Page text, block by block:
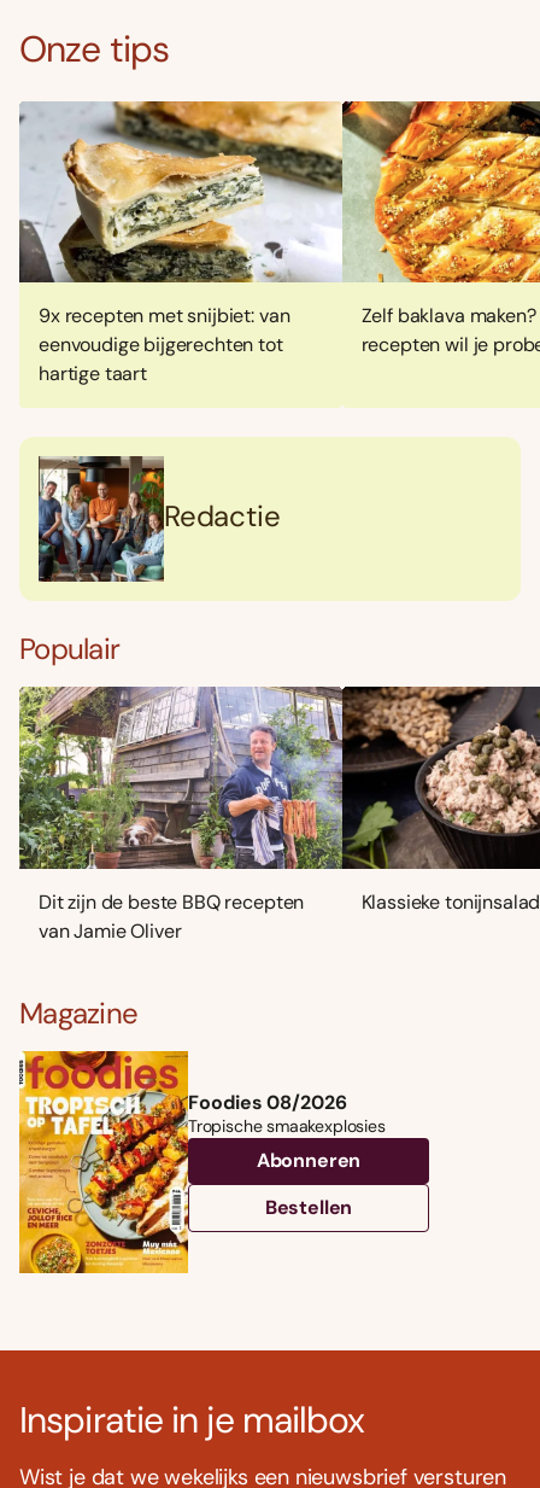
Onze tips
9x recepten met snijbiet: van
eenvoudige bijgerechten tot
hartige taart
Zelf baklava
recepten wil je
Redactie
Populair
Dit zijn de beste BBQ recepten
van Jamie Oliver
Klassieke
Magazine
Foodies 08/2026
Tropische smaakexplosies
Abonneren
Bestellen
Inspiratie in je mailbox
Wist je dat we wekelijks een nieuwsbrief versturen